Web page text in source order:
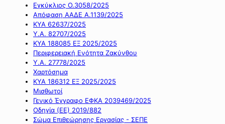
Εγκύκλιος Ο.3058/2025
Απόφαση ΑΑΔΕ Α.1139/2025
ΚΥΑ 62637/2025
Υ.Α. 82707/2025
ΚΥΑ 188085 ΕΞ 2025/2025
Περιφερειακή Ενότητα Ζακύνθου
Υ.Α. 27778/2025
Χαρτόσημα
ΚΥΑ 186312 ΕΞ 2025/2025
Μισθωτοί
Γενικό Έγγραφο ΕΦΚΑ 2039469/2025
Οδηγία (ΕΕ) 2019/882
Σώμα Επιθεώρησης Εργασίας - ΣΕΠΕ